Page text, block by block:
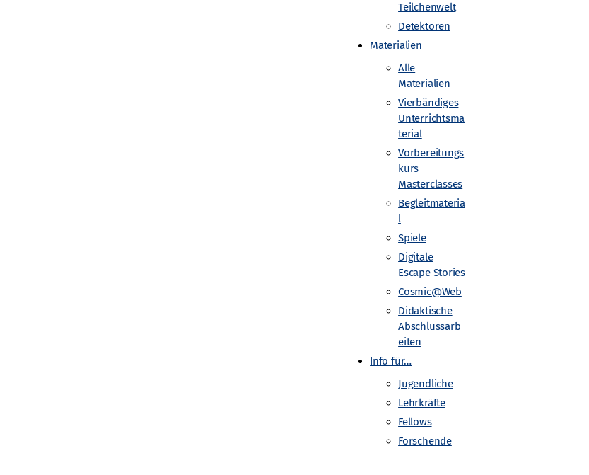
Teilchenwelt
Detektoren
Materialien
Alle
Materialien
Vierbändiges
Unterrichtsma
terial
Vorbereitungs
kurs
Masterclasses
Begleitmateria
l
Spiele
Digitale
Escape Stories
Cosmic@Web
Didaktische
Abschlussarb
eiten
Info für…
Jugendliche
Lehrkräfte
Fellows
Forschende
Schulpraktikum Geiger-Müller-Zähler